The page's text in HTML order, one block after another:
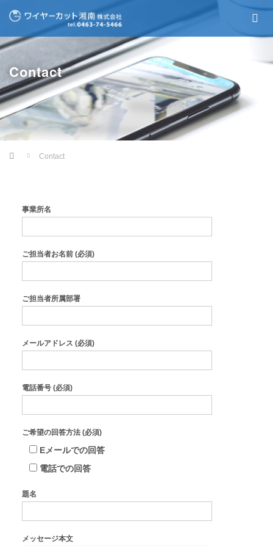
Contact
Home Contact
事業所名
ご担当者お名前 (必須)
ご担当者所属部署
メールアドレス (必須)
電話番号 (必須)
ご希望の回答方法 (必須)
Eメールでの回答
電話での回答
題名
メッセージ本文